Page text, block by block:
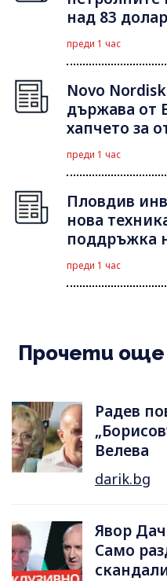
над 83
преди 1 час
Novo
държава от
хапчето за
преди 1 час
Пловдив
нова
поддръжка
преди 1 час
Прочети още
Радев
Велева
darik.bg
Явор
Само